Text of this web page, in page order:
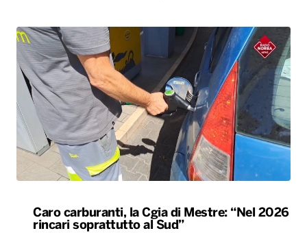
Caro carburanti, la Cgia di Mestre: “Nel 2026
rincari soprattutto al Sud”